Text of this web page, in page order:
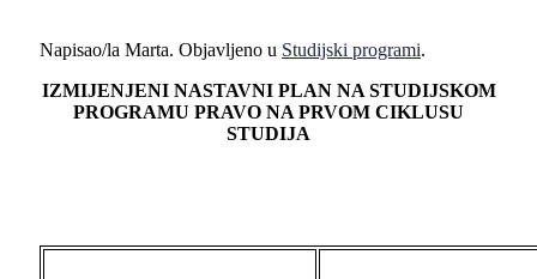
Napisao/la Marta. Objavljeno u Studijski programi.
IZMIJENJENI NASTAVNI PLAN NA STUDIJSKOM
PROGRAMU PRAVO NA PRVOM CIKLUSU
STUDIJA